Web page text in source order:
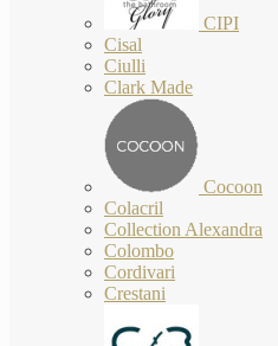
CIPI
Cisal
Ciulli
Clark Made
Cocoon
Colacril
Collection Alexandra
Colombo
Cordivari
Crestani